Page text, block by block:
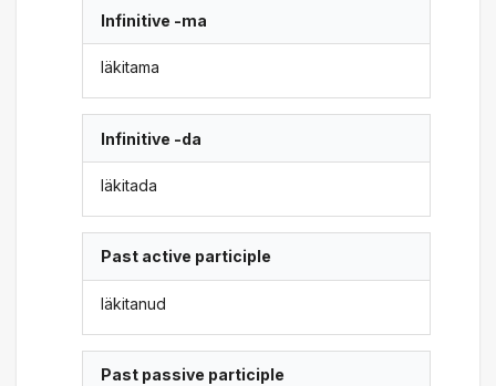
Infinitive -ma
läkitama
Infinitive -da
läkitada
Past active participle
läkitanud
Past passive participle